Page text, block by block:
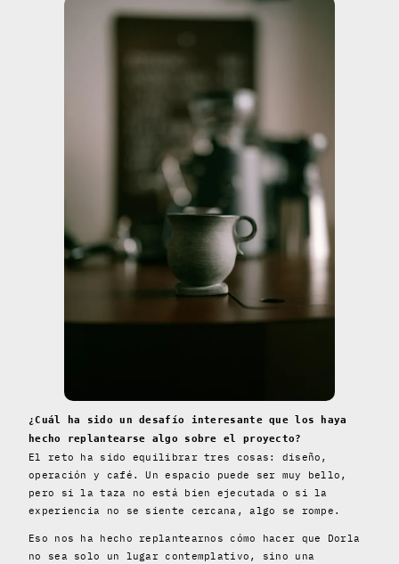
¿Cuál ha sido un desafío interesante que los haya
hecho replantearse algo sobre el proyecto?
El reto ha sido equilibrar tres cosas: diseño,
operación y café. Un espacio puede ser muy bello,
pero si la taza no está bien ejecutada o si la
experiencia no se siente cercana, algo se rompe.
Eso nos ha hecho replantearnos cómo hacer que Dorla
no sea solo un lugar contemplativo, sino una